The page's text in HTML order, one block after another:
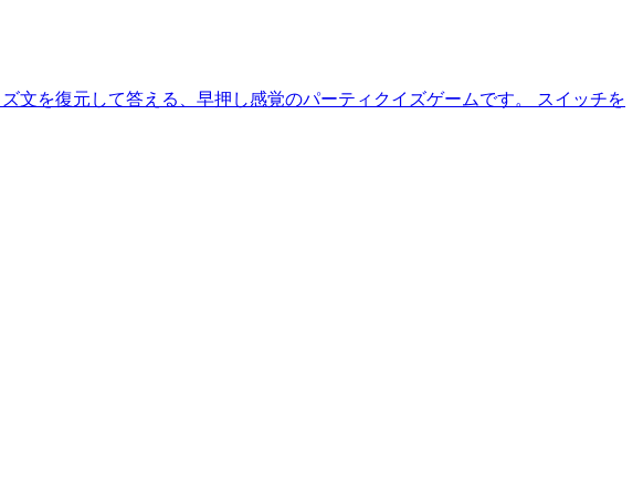
文を復元して答える、早押し感覚のパーティクイズゲームです。 スイッチを